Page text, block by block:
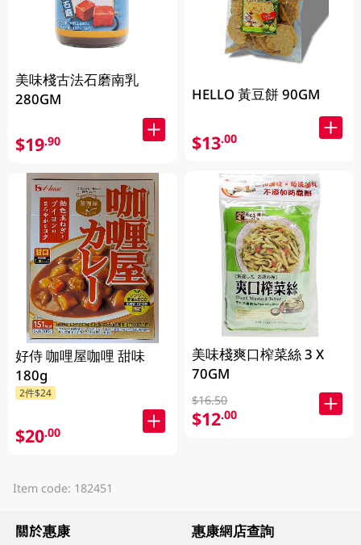
美味棧古法石磨南乳
280GM
$19.90
好侍 咖哩屋咖哩 甜味
180g
2件$24
$20.00
HELLO 黃豆餅 90GM
$13.00
美味棧爽口榨菜絲 3 X
70GM
$16.50
$12.00
Item code: 182451
關於惠康 惠康網店查詢